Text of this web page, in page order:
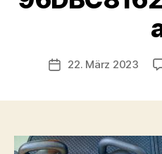
Beitragsdatum
22. März 2023